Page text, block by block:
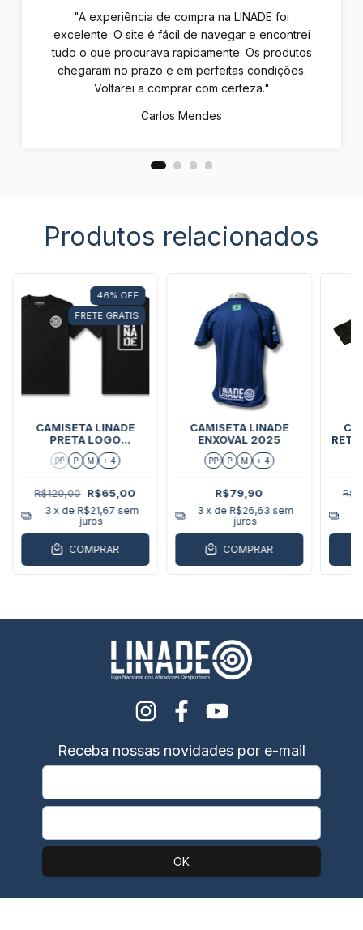
"A experiência de compra na LINADE foi
excelente. O site é fácil de navegar e encontrei
tudo o que procurava rapidamente. Os produtos
chegaram no prazo e em perfeitas condições.
Voltarei a comprar com certeza."
Carlos Mendes
Produtos relacionados
46% OFF
FRETE GRÁTIS
CAMISETA LINADE
PRETA LOGO
VERTICAL
PP P M + 4
R$120,00 R$65,00
3 x de R$21,67 sem
juros
COMPRAR
CAMISETA LINADE
ENXOVAL 2025
PP P M + 4
R$79,90
3 x de R$26,63 sem
juros
COMPRAR
Receba nossas novidades por e-mail